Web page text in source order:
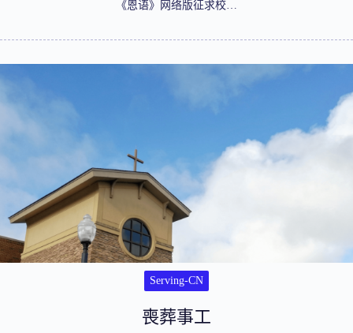
《恩语》网络版征求校…
Serving-CN
喪葬事工